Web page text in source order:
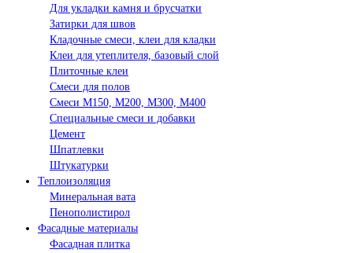
Для укладки камня и брусчатки
Затирки для швов
Кладочные смеси, клеи для кладки
Клеи для утеплителя, базовый слой
Плиточные клеи
Смеси для полов
Смеси М150, М200, М300, М400
Специальные смеси и добавки
Цемент
Шпатлевки
Штукатурки
Теплоизоляция
Минеральная вата
Пенополистирол
Фасадные материалы
Фасадная плитка